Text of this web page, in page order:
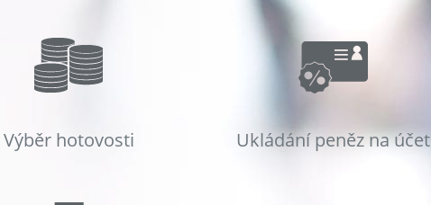
Výběr hotovosti Ukládání peněz na účet